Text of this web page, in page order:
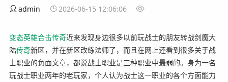
admin 2026-06-15 12:06:06
变态英雄合击传奇近来发现身边很多以前玩战士的朋友转战剑魔大
陆传奇新区，并在新区改练法师了，而且在网上还看到很多关于战
士职业的负面文章，都说战士职业是三种职业中最弱的。身为一名
玩战士职业两年的老玩家，个人认为战士这一职业的各个方面能力